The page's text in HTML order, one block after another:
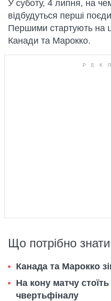
У суботу, 4 липня, на
відбудуться перші
Першими стартують на
Канади та Марокко.
Що потрібно знати
Канада та Марокко
На кону матчу стоїть
чвертьфіналу